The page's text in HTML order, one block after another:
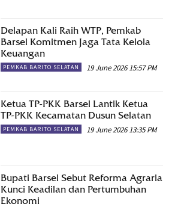
Delapan Kali Raih WTP, Pemkab
Barsel Komitmen Jaga Tata Kelola
Keuangan
PEMKAB BARITO SELATAN 19 June 2026 15:57 PM
Ketua TP-PKK Barsel Lantik Ketua
TP-PKK Kecamatan Dusun Selatan
PEMKAB BARITO SELATAN 19 June 2026 13:35 PM
Bupati Barsel Sebut Reforma Agraria
Kunci Keadilan dan Pertumbuhan
Ekonomi